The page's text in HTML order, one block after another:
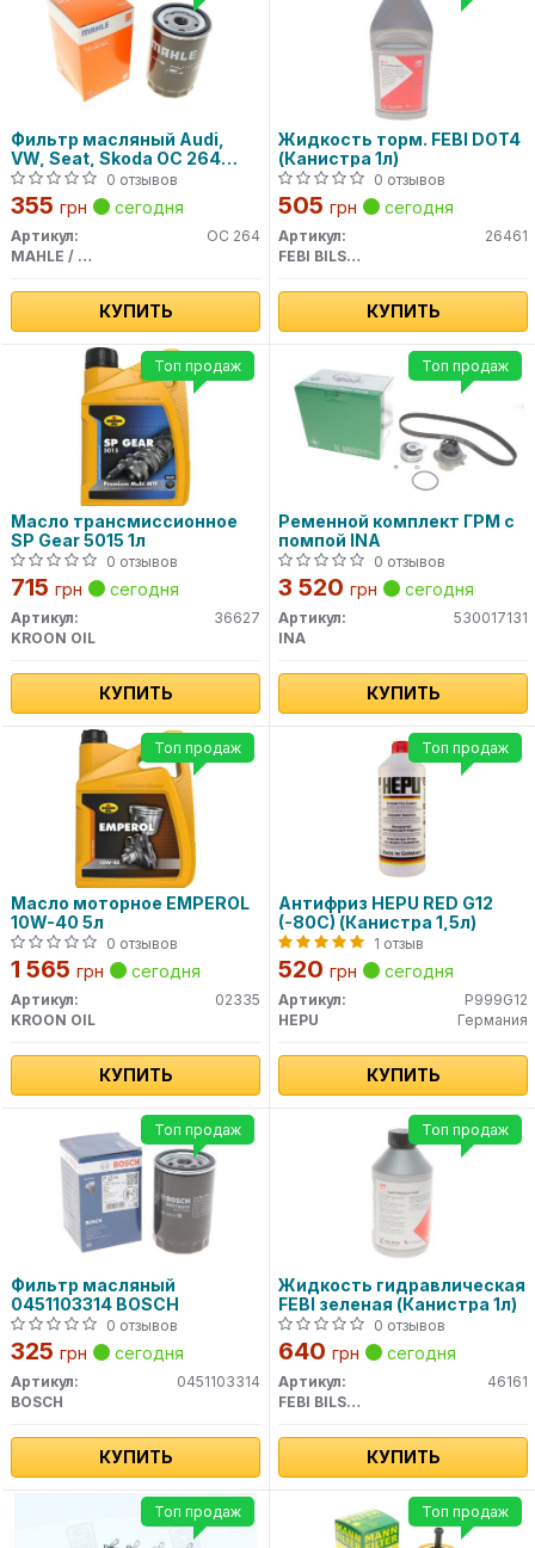
Фильтр масляный Audi,
VW, Seat, Skoda OC 264
MAHLE
0 отзывов
355 грн сегодня
Артикул:
OC 264
MAHLE / KNECHT
КУПИТЬ
Жидкость торм. FEBI DOT4
(Канистра 1л)
0 отзывов
505 грн сегодня
Артикул:
26461
FEBI BILSTEIN
КУПИТЬ
Масло трансмиссионное
SP Gear 5015 1л
0 отзывов
715 грн сегодня
Артикул:
36627
KROON OIL
КУПИТЬ
Топ продаж
Ременной комплект ГРМ с
помпой INA
0 отзывов
3 520 грн сегодня
Артикул:
530017131
INA
КУПИТЬ
Топ продаж
Масло моторное EMPEROL
10W-40 5л
0 отзывов
1 565 грн сегодня
Артикул:
02335
KROON OIL
КУПИТЬ
Топ продаж
Антифриз HEPU RED G12
(-80C) (Канистра 1,5л)
1 отзыв
520 грн сегодня
Артикул:
P999G12
HEPU
Германия
КУПИТЬ
Топ продаж
Фильтр масляный
0451103314 BOSCH
0 отзывов
325 грн сегодня
Артикул:
0451103314
BOSCH
КУПИТЬ
Топ продаж
Жидкость гидравлическая
FEBI зеленая (Канистра 1л)
0 отзывов
640 грн сегодня
Артикул:
46161
FEBI BILSTEIN
КУПИТЬ
Топ продаж
Топ продаж Топ продаж